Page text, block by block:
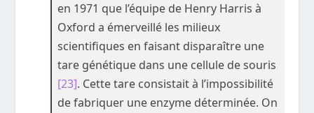
en 1971 que l’équipe de Henry Harris à
Oxford a émerveillé les milieux
scientifiques en faisant disparaître une
tare génétique dans une cellule de souris
[23]. Cette tare consistait à l’impossibilité
de fabriquer une enzyme déterminée. On